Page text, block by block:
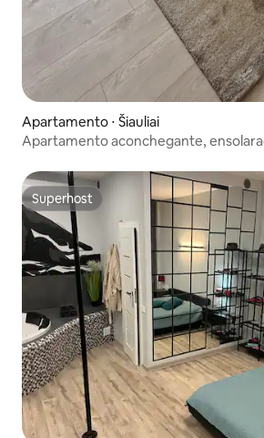
Apartamento ⋅ Šiauliai
Apartamento aconchegante,
Superhost
Superhost